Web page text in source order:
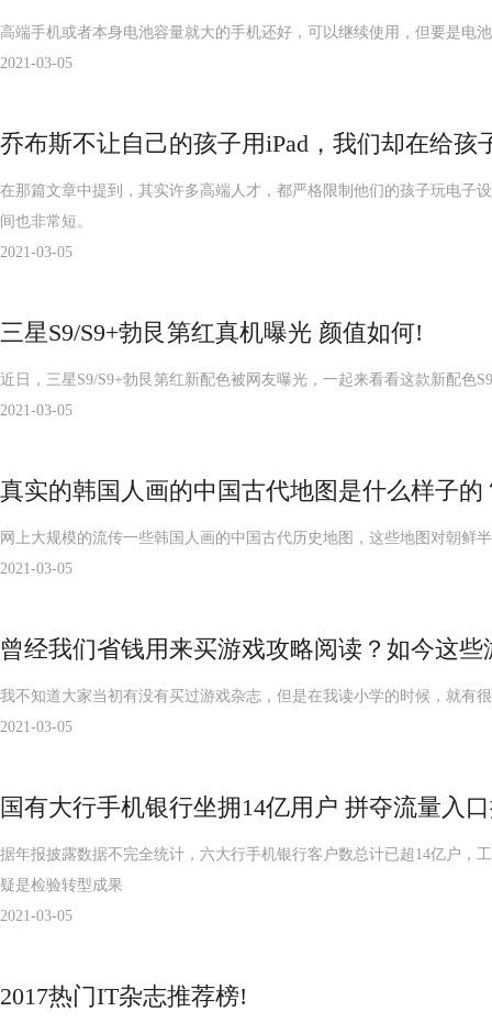
高端手机或者本身电池容量就大的手机还好，可以继续使用，但要是电
2021-03-05
乔布斯不让自己的孩子用iPad，我们却在给孩
在那篇文章中提到，其实许多高端人才，都严格限制他们的孩子玩电子
间也非常短。
2021-03-05
三星S9/S9+勃艮第红真机曝光 颜值如何!
近日，三星S9/S9+勃艮第红新配色被网友曝光，一起来看看这款新配色
2021-03-05
真实的韩国人画的中国古代地图是什么样子
网上大规模的流传一些韩国人画的中国古代历史地图，这些地图对朝鲜
2021-03-05
曾经我们省钱用来买游戏攻略阅读？如今这
我不知道大家当初有没有买过游戏杂志，但是在我读小学的时候，就有
2021-03-05
国有大行手机银行坐拥14亿用户 拼夺流量入
据年报披露数据不完全统计，六大行手机银行客户数总计已超14亿户，
疑是检验转型成果
2021-03-05
2017热门IT杂志推荐榜!